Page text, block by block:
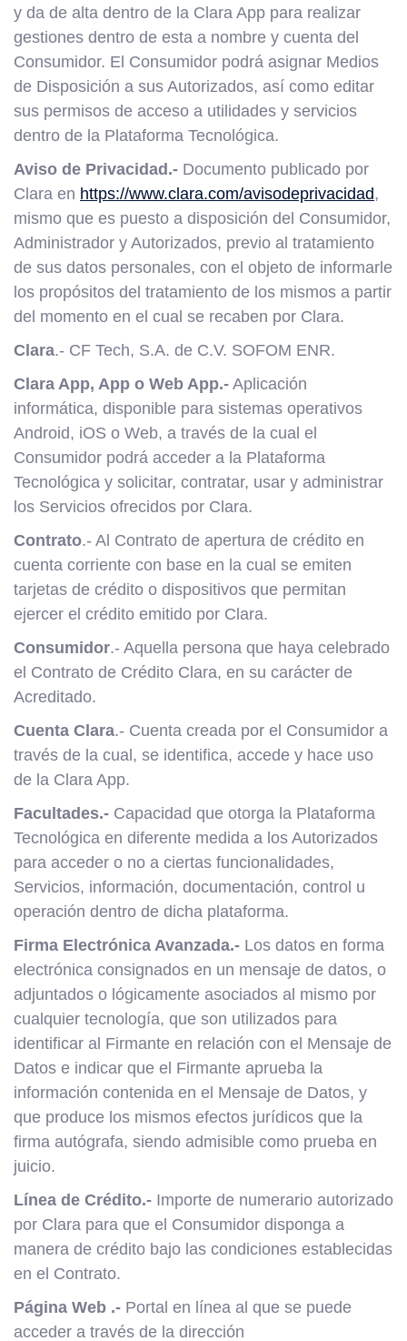
y da de alta dentro de la Clara App para realizar
gestiones dentro de esta a nombre y cuenta del
Consumidor. El Consumidor podrá asignar Medios
de Disposición a sus Autorizados, así como editar
sus permisos de acceso a utilidades y servicios
dentro de la Plataforma Tecnológica.
Aviso de Privacidad.- Documento publicado por
Clara en https://www.clara.com/avisodeprivacidad,
mismo que es puesto a disposición del Consumidor,
Administrador y Autorizados, previo al tratamiento
de sus datos personales, con el objeto de informarle
los propósitos del tratamiento de los mismos a partir
del momento en el cual se recaben por Clara.
Clara.- CF Tech, S.A. de C.V. SOFOM ENR.
Clara App, App o Web App.- Aplicación
informática, disponible para sistemas operativos
Android, iOS o Web, a través de la cual el
Consumidor podrá acceder a la Plataforma
Tecnológica y solicitar, contratar, usar y administrar
los Servicios ofrecidos por Clara.
Contrato.- Al Contrato de apertura de crédito en
cuenta corriente con base en la cual se emiten
tarjetas de crédito o dispositivos que permitan
ejercer el crédito emitido por Clara.
Consumidor.- Aquella persona que haya celebrado
el Contrato de Crédito Clara, en su carácter de
Acreditado.
Cuenta Clara.- Cuenta creada por el Consumidor a
través de la cual, se identifica, accede y hace uso
de la Clara App.
Facultades.- Capacidad que otorga la Plataforma
Tecnológica en diferente medida a los Autorizados
para acceder o no a ciertas funcionalidades,
Servicios, información, documentación, control u
operación dentro de dicha plataforma.
Firma Electrónica Avanzada.- Los datos en forma
electrónica consignados en un mensaje de datos, o
adjuntados o lógicamente asociados al mismo por
cualquier tecnología, que son utilizados para
identificar al Firmante en relación con el Mensaje de
Datos e indicar que el Firmante aprueba la
información contenida en el Mensaje de Datos, y
que produce los mismos efectos jurídicos que la
firma autógrafa, siendo admisible como prueba en
juicio.
Línea de Crédito.- Importe de numerario autorizado
por Clara para que el Consumidor disponga a
manera de crédito bajo las condiciones establecidas
en el Contrato.
Página Web .- Portal en línea al que se puede
acceder a través de la dirección